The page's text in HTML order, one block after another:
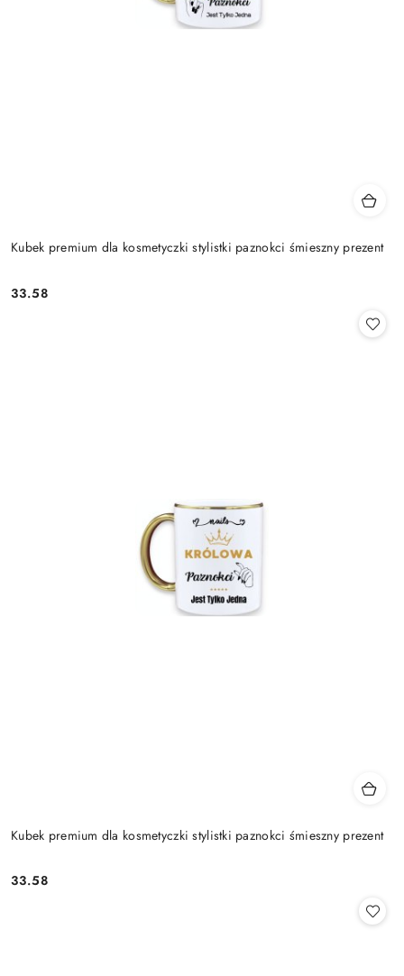
Kubek premium dla kosmetyczki stylistki paznokci śmieszny prezent
Cena:
33.58
Kubek premium dla kosmetyczki stylistki paznokci śmieszny prezent
Cena:
33.58